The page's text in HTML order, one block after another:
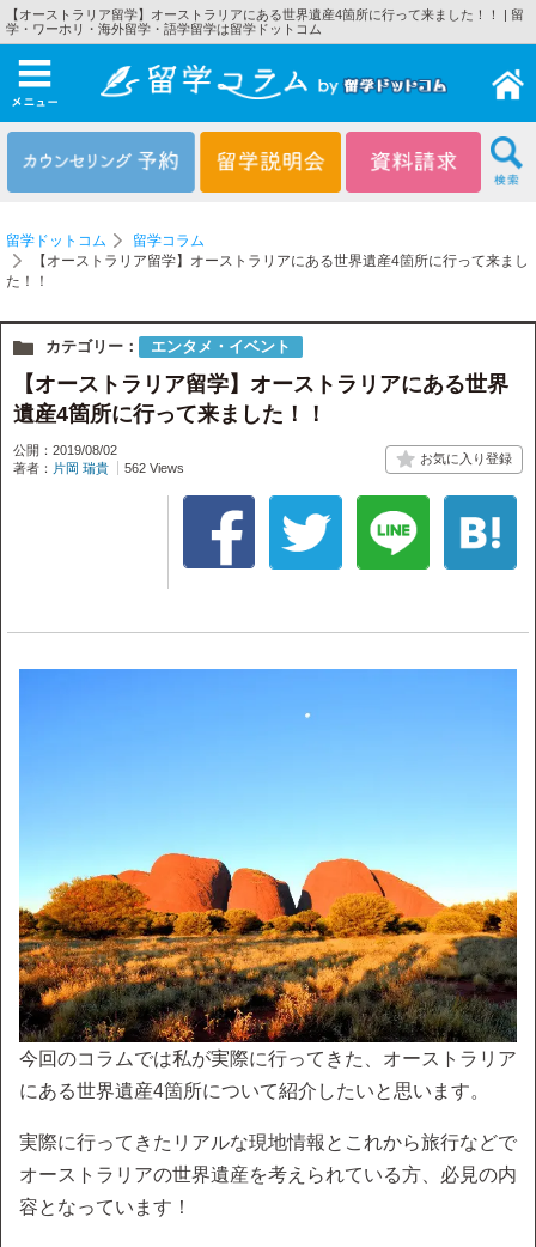
【オーストラリア留学】オーストラリアにある世界遺産4箇所に行って来ました！！ | 留
学・ワーホリ・海外留学・語学留学は留学ドットコム
メニュー
留学ドットコム
留学コラム
【オーストラリア留学】オーストラリアにある世界遺産4箇所に行って来まし
た！！
カテゴリー： エンタメ・イベント
【オーストラリア留学】オーストラリアにある世界
遺産4箇所に行って来ました！！
公開：2019/08/02
著者： 片岡 瑞貴 562 Views
今回のコラムでは私が実際に行ってきた、オーストラリア
にある世界遺産4箇所について紹介したいと思います。
実際に行ってきたリアルな現地情報とこれから旅行などで
オーストラリアの世界遺産を考えられている方、必見の内
容となっています！